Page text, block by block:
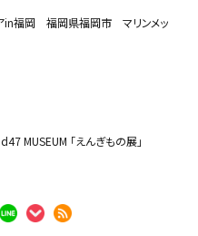
福岡 福岡県福岡市 マリンメッ
「えんぎもの展」